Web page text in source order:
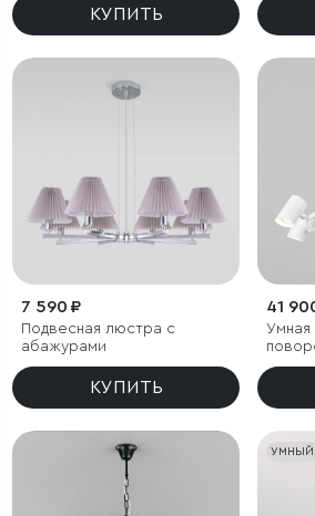
КУПИТЬ
7 590 ₽
Подвесная люстра с
абажурами
КУПИТЬ
41
Умная
УМНЫЙ